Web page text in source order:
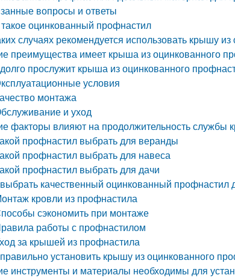
вопросы и ответы
оцинкованный профнастил
случаях рекомендуется использовать крышу
преимущества имеет крыша из оцинкованного
прослужит крыша из оцинкованного
условия
монтажа
и уход
факторы влияют на продолжительность службы
профнастил выбрать для веранды
профнастил выбрать для навеса
профнастил выбрать для дачи
качественный оцинкованный профнастил
кровли из профнастила
сэкономить при монтаже
работы с профнастилом
за крышей из профнастила
установить крышу из оцинкованного
инструменты и материалы необходимы для